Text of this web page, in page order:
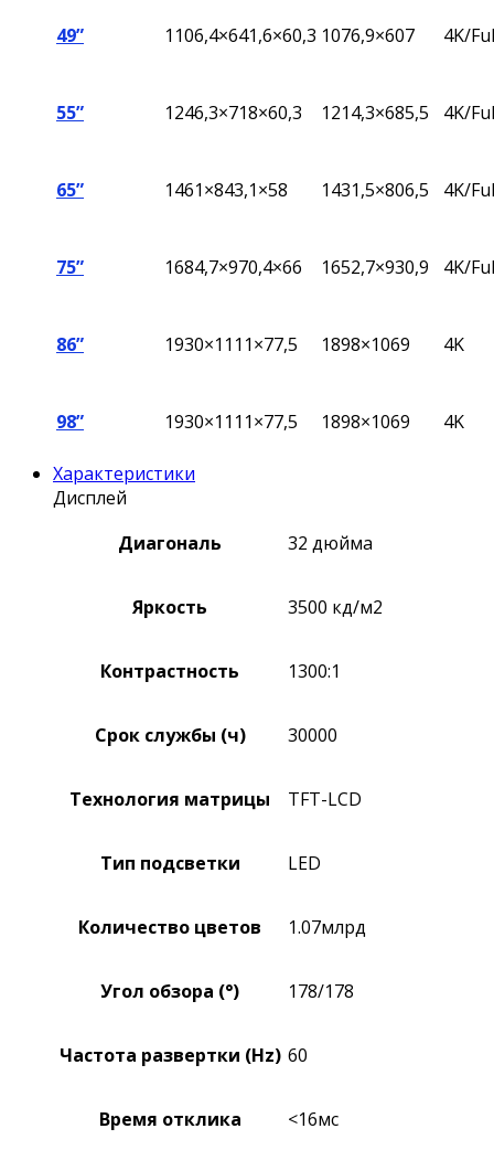
49” 1106,4×641,6×60,3 1076,9×607 4K/
55” 1246,3×718×60,3 1214,3×685,5 4K/
65” 1461×843,1×58 1431,5×806,5 4K/
75” 1684,7×970,4×66 1652,7×930,9 4K/
86” 1930×1111×77,5 1898×1069 4K
98” 1930×1111×77,5 1898×1069 4K
Характеристики
Дисплей
Диагональ
32 дюйма
Яркость 3500 кд/м2
Контрастность 1300:1
Срок службы (ч) 30000
Технология матрицы TFT-LCD
Тип подсветки LED
Количество цветов 1.07млрд
Угол обзора (°) 178/178
Частота развертки (Hz) 60
Время отклика <16мс